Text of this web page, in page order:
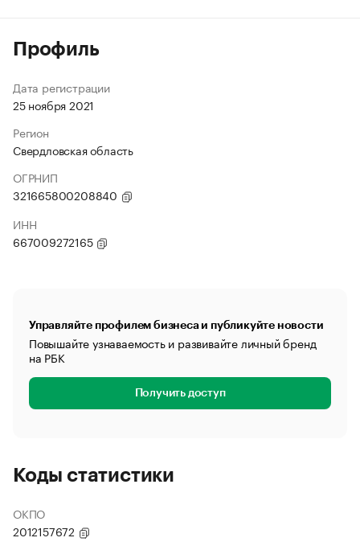
Профиль
Дата регистрации
25 ноября 2021
Регион
Свердловская область
ОГРНИП
321665800208840
ИНН
667009272165
Управляйте профилем бизнеса и публикуйте новости
Повышайте узнаваемость и развивайте личный бренд
на РБК
Получить доступ
Коды статистики
ОКПО
2012157672